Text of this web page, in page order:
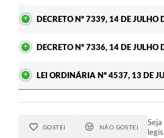
DECRETO Nº 7339, 14 DE JULHO
DECRETO Nº 7336, 14 DE JULHO
LEI ORDINÁRIA Nº 4537, 13 DE
GOSTEI NÃO GOSTEI